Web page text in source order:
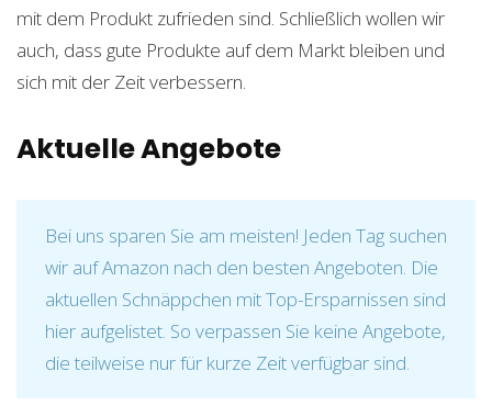
mit dem Produkt zufrieden sind. Schließlich wollen wir
auch, dass gute Produkte auf dem Markt bleiben und
sich mit der Zeit verbessern.
Aktuelle Angebote
Bei uns sparen Sie am meisten! Jeden Tag suchen
wir auf Amazon nach den besten Angeboten. Die
aktuellen Schnäppchen mit Top-Ersparnissen sind
hier aufgelistet. So verpassen Sie keine Angebote,
die teilweise nur für kurze Zeit verfügbar sind.